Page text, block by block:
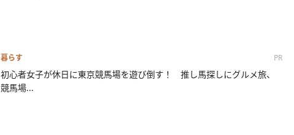
暮らす PR
初心者女子が休日に東京競馬場を遊び倒す！ 推し馬探しにグルメ旅、
競馬場...